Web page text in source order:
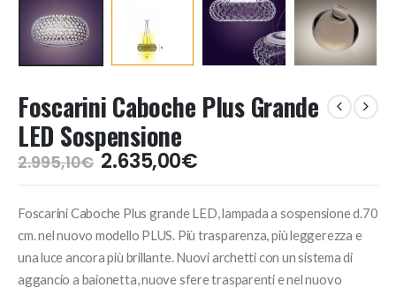
Foscarini Caboche Plus Grande
LED Sospensione
2.995,10€ Il
prezzo
era:
2.995,10€.
2.635,00€Il
prezzo
è:
2.635,00€.
Foscarini Caboche Plus grande LED, lampada a sospensione d.70
cm. nel nuovo modello PLUS. Più trasparenza, più leggerezza e
una luce ancora più brillante. Nuovi archetti con un sistema di
aggancio a baionetta, nuove sfere trasparenti e nel nuovo